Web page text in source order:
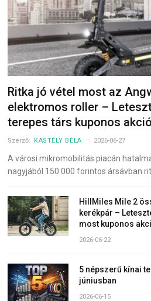
Ritka jó vétel most az
elektromos roller –
terepes társ kuponos
Szerző: KASTÉLY BÉLA 2026-06-27
A városi mikromobilitás piacán
nagyjából 150 000 forintos ársávban
HillMiles Mile 2
kerékpár –
most kuponos
2026-06-22
5 népszerű kínai
júniusban
2026-06-15